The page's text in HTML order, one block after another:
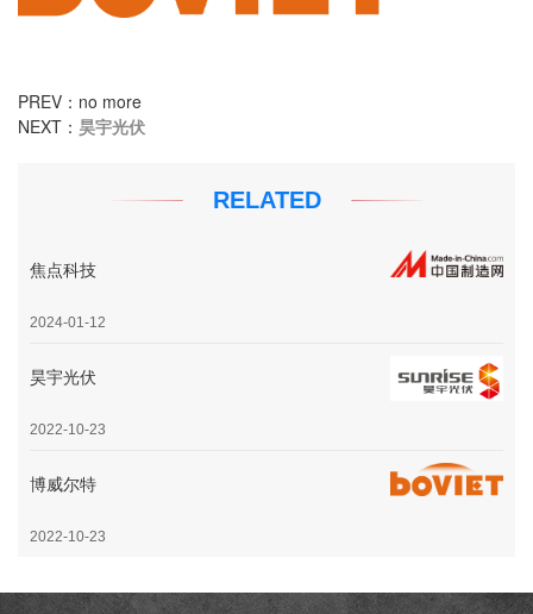
PREV：no more
NEXT： 昊宇光伏
RELATED
焦点科技
2024-01-12
昊宇光伏
2022-10-23
博威尔特
2022-10-23